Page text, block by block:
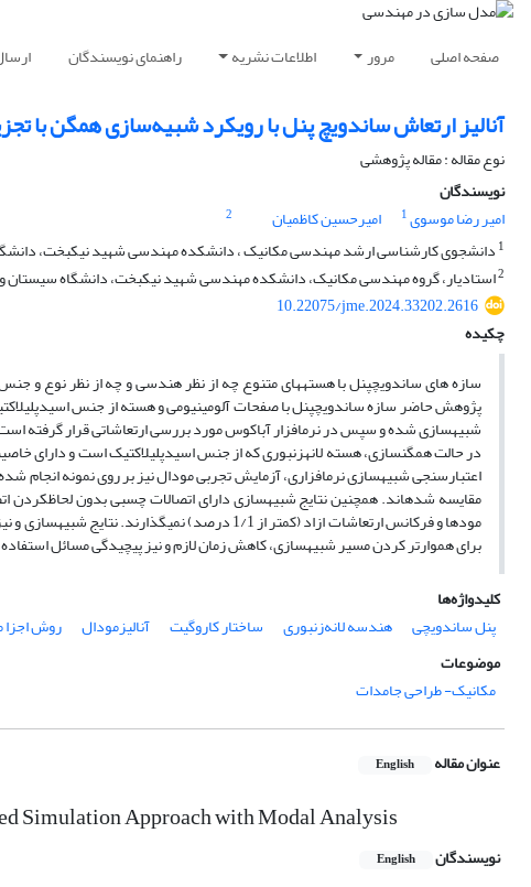
صفحه اصلی مرور اطلاعات نشریه راهنمای نویسندگان
آنالیز ارتعاش ساندویچ پنل با رویکرد شبیه‌سازی همگن با
نوع مقاله : مقاله پژوهشی
نویسندگان
امیر رضا موسوی1 امیرحسین کاظمیان
2
1 دانشجوی کارشناسی ارشد مهندسی مکانیک ، دانشکده مهندسی شهید نیکبخت،
2استادیار، گروه مهندسی مکانیک، دانشکده مهندسی شهید نیکبخت، دانشگاه سیستان و
10.22075/jme.2024.33202.2616
چکیده
سازه های ساندویچ­پنل با هسته­های متنوع چه از نظر هندسی و چه از نظر نوع و
پژوهش حاضر سازه ساندویچ­پنل با صفحات آلومینیومی و هسته از جنس
شبیه­سازی شده و سپس در نرم­افزار آباکوس مورد بررسی ارتعاشاتی قرار
در حالت همگن­­سازی، هسته لانه­زنبوری که از جنس اسیدپلی­لاکتیک است و دارای
مقایسه شده­اند. همچنین نتایج شبیه­سازی دارای اتصالات چسبی بدون
برای هموارتر کردن مسیر شبیه­سازی، کاهش زمان لازم و نیز پیچیدگی مسائل
کلیدواژه‌ها
پنل ساندویچی
هندسه لانه‌زنبوری ساختار کاروگیت آنالیز‌مودال روش
موضوعات
مکانیک- طراحی جامدات
عنوان مقاله English
Simulation Approach with Modal Analysis
نویسندگان English